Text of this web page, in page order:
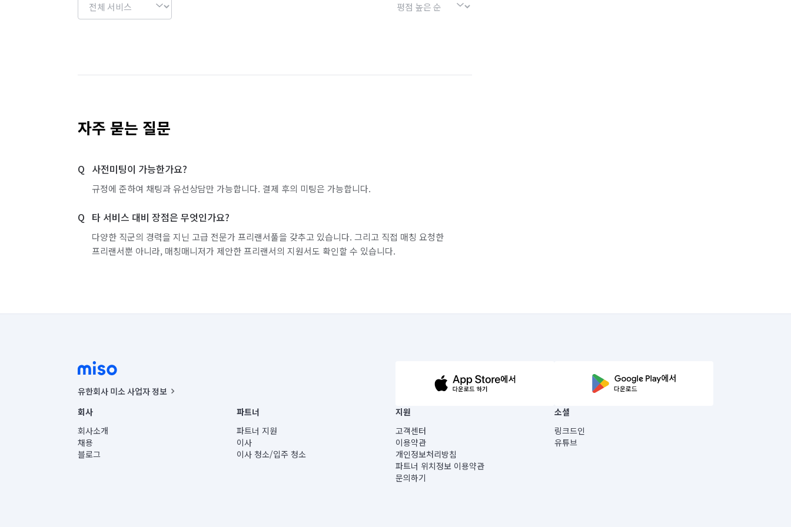
자주 묻는 질문
사전미팅이 가능한가요?
규정에 준하여 채팅과 유선상담만 가능합니다. 결제 후의 미팅은 가능합니다.
타 서비스 대비 장점은 무엇인가요?
다양한 직군의 경력을 지닌 고급 전문가 프리랜서풀을 갖추고 있습니다. 그리고 직접 매칭 요청한
프리랜서뿐 아니라, 매칭매니저가 제안한 프리랜서의 지원서도 확인할 수 있습니다.
유한회사 미소 사업자 정보
사업자등록번호 : 291-87-00271 | 인허가번호 : 2016-3220163-14-5-00019 |
통신판매신고번호 : 2024-서울종로-1400(공정거래위원회 정보) |
대표이사 : CHING VICTOR COLUMBIA RHEE
주소 | 본사: 서울특별시 종로구 율곡로 6(중학동, 트윈트리빌딩) B동 5층
컨택센터 : 서울특별시 종로구 수송동 율곡로 24, 7층, 8층 미소
회사
회사소개
채용
블로그
파트너
파트너 지원
이사
이사 청소/입주 청소
지원
고객센터
이용약관
개인정보처리방침
파트너 위치정보 이용약관
문의하기
소셜
링크드인
유튜브